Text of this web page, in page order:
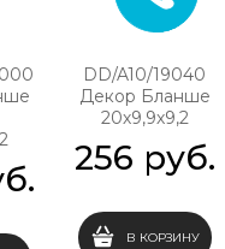
DD/A10/19040
Декор Бланше
20х9,9х9,2
256 руб.
В КОРЗИНУ